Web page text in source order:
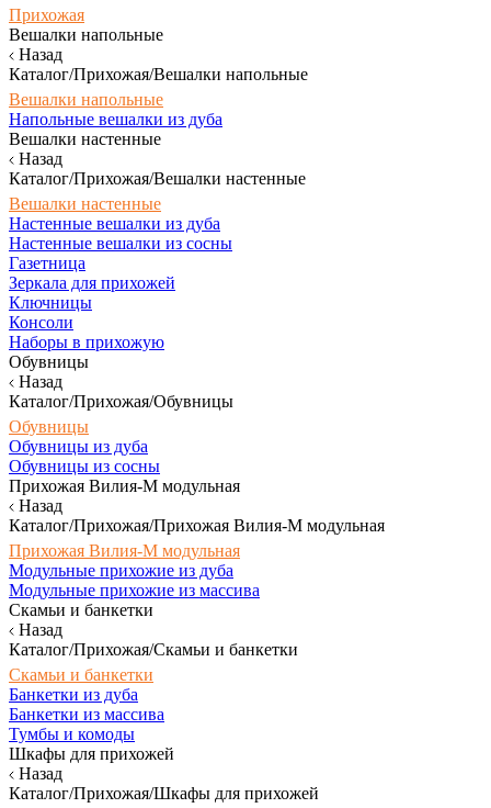
Прихожая
Вешалки напольные
Назад
Каталог/Прихожая/Вешалки напольные
Вешалки напольные
Напольные вешалки из дуба
Вешалки настенные
Назад
Каталог/Прихожая/Вешалки настенные
Вешалки настенные
Настенные вешалки из дуба
Настенные вешалки из сосны
Газетница
Зеркала для прихожей
Ключницы
Консоли
Наборы в прихожую
Обувницы
Назад
Каталог/Прихожая/Обувницы
Обувницы
Обувницы из дуба
Обувницы из сосны
Прихожая Вилия-М модульная
Назад
Каталог/Прихожая/Прихожая Вилия-М модульная
Прихожая Вилия-М модульная
Модульные прихожие из дуба
Модульные прихожие из массива
Скамьи и банкетки
Назад
Каталог/Прихожая/Скамьи и банкетки
Скамьи и банкетки
Банкетки из дуба
Банкетки из массива
Тумбы и комоды
Шкафы для прихожей
Назад
Каталог/Прихожая/Шкафы для прихожей